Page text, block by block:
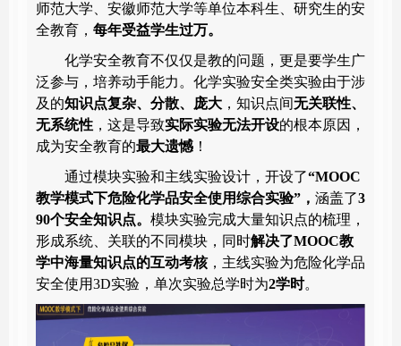
师范大学、安徽师范大学等单位本科生、研究生的安
全教育， 每年受益学生过万。
化学安全教育不仅仅是教的问题，更是要学生广
泛参与，培养动手能力。化学实验安全类实验由于涉
及的知识点复杂、分散、庞大 ，知识点间无关联性、
无系统性 ，这是导致实际实验无法开设的根本原因，
成为安全教育的最大遗憾 ！
通过模块实验和主线实验设计，开设了“MOOC
教学模式下危险化学品安全使用综合实验”， 涵盖了3
90个安全知识点。 模块实验完成大量知识点的梳理，
形成系统、关联的不同模块，同时解决了MOOC教
学中海量知识点的互动考核，主线实验为危险化学品
安全使用3D实验，单次实验总学时为2学时。